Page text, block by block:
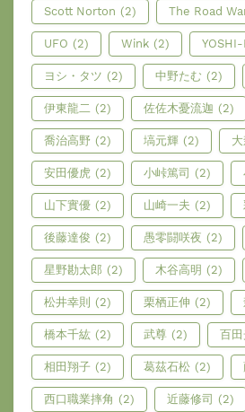
Scott Norton (2) The Road
UFO (2) Wink (2)
ヨシ・タツ (2) 中野たむ (2)
伊東龍二 (2) 佐佐木憂流迦 (2)
喬治高野 (2) 塙元輝 (2)
安田優虎 (2) 小峠篤司 (2)
山下實優 (2) 山崎一夫 (2)
後藤達俊 (2) 愚零闘咲夜 (2)
星野勘太郎 (2) 木谷高明 (2)
松井幸則 (2) 栗栖正伸 (2)
橋本千紘 (2) 武尊 (2) 百
相田翔子 (2) 葛茲石松 (2)
西口職業摔角 (2) 近藤修司 (2)